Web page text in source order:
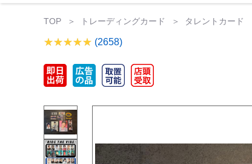
TOP トレーディングカード タレントカード
(2658)